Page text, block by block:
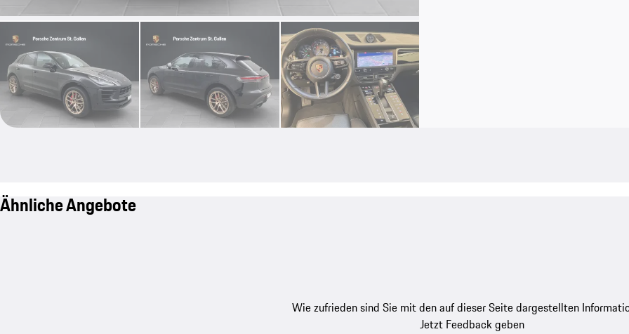
Ähnliche Angebote
Wie zufrieden sind Sie mit den auf dieser Seite dargestellten
Jetzt Feedback geben